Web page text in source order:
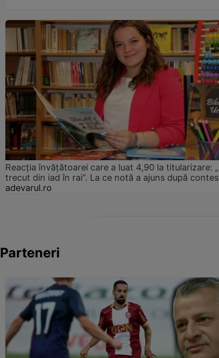
Reacția învățătoarei care a luat 4,90 la titularizare:
trecut din iad în rai”. La ce notă a ajuns după
adevarul.ro
Parteneri